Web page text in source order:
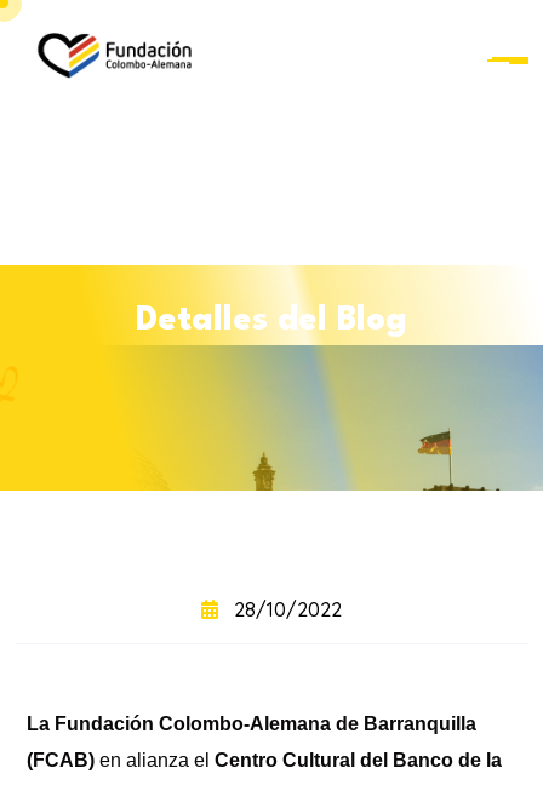
Curso
online
Detalles del Blog
28/10/2022
La Fundación Colombo-Alemana de Barranquilla
(FCAB) en alianza el Centro Cultural del Banco de la